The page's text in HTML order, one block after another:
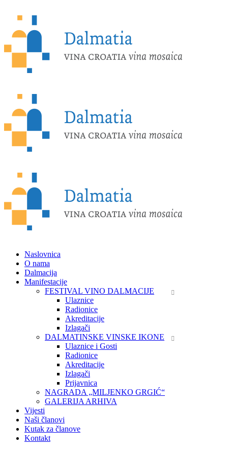
Naslovnica
O nama
Dalmacija
Manifestacije
FESTIVAL VINO DALMACIJE
Ulaznice
Radionice
Akreditacije
Izlagači
DALMATINSKE VINSKE IKONE
Ulaznice i Gosti
Radionice
Akreditacije
Izlagači
Prijavnica
NAGRADA „MILJENKO GRGIĆ“
GALERIJA ARHIVA
Vijesti
Naši članovi
Kutak za članove
Kontakt